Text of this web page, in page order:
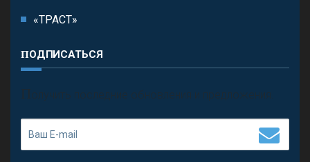
«ТРАСТ»
ПОДПИСАТЬСЯ
П олучить последние обновления и предложения.